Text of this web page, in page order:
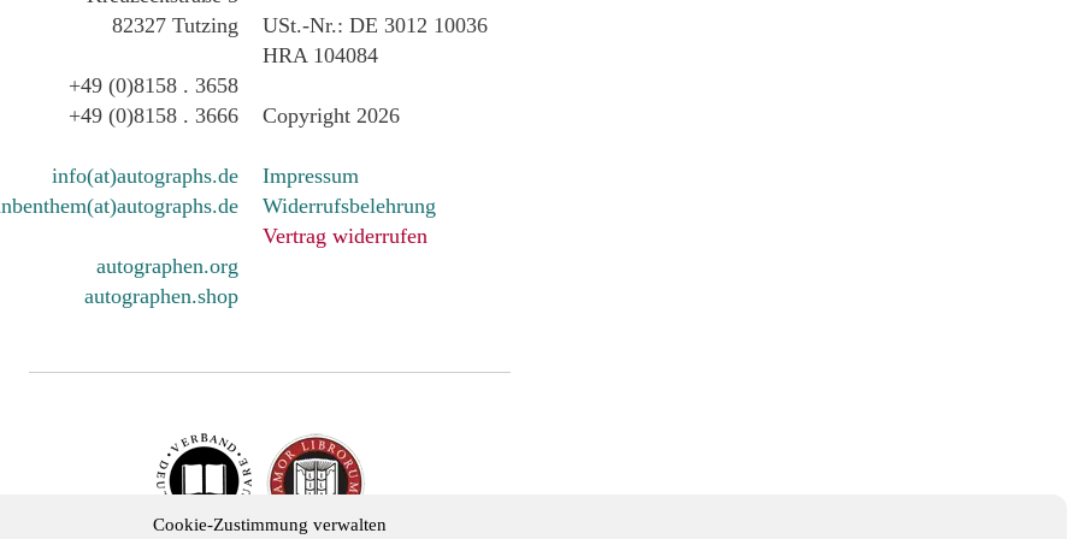
Cookie-Zustimmung verwalten
82327 Tutzing
+49 (0)8158 . 3658
+49 (0)8158 . 3666
info(at)autographs.de
autographen.org
autographen.shop
USt.-Nr.: DE 3012 10036
HRA 104084
Copyright 2026
Impressum
Widerrufsbelehrung
Vertrag widerrufen